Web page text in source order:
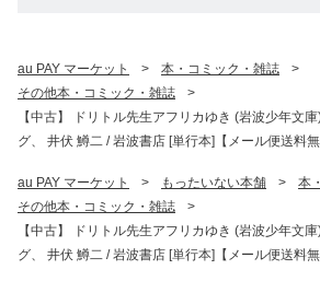
au PAY マーケット > 本・コミック・雑誌
>
その他本・コミック・雑誌
>
【中古】 ドリトル先生アフリカゆき (岩波少年文
グ、 井伏 鱒二 / 岩波書店 [単行本]【メール便送料無
au PAY マーケット > もったいない本舗 > 本
その他本・コミック・雑誌
>
【中古】 ドリトル先生アフリカゆき (岩波少年文
グ、 井伏 鱒二 / 岩波書店 [単行本]【メール便送料無